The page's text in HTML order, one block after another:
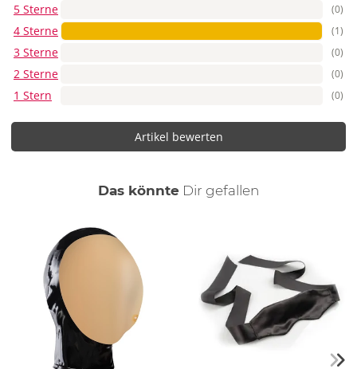
5 Sterne (0)
4 Sterne (1)
3 Sterne (0)
2 Sterne (0)
1 Stern (0)
Artikel bewerten
Das könnte Dir auch
gefallen